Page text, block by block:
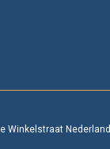
Winkelstraat Nederland